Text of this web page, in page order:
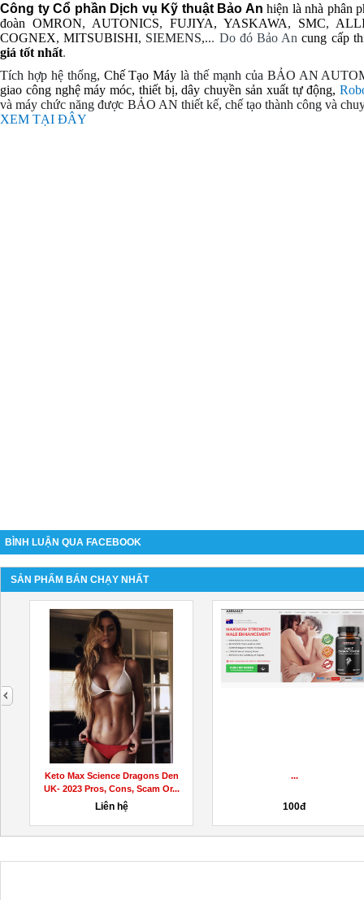
Công ty Cổ phần Dịch vụ Kỹ thuật Bảo An hiện là nhà phân
đoàn OMRON, AUTONICS, FUJIYA, YASKAWA, SMC,
COGNEX,MITSUBISHI, SIEMENS,... Do đó Bảo An cung cấp
giá tốt nhất.
Tích hợp hệ thống, Chế Tạo Máy là thế mạnh của BẢO AN
giao công nghệmáy móc, thiết bị, dây chuyền sản xuất tự động,
và máy chức năng được BẢO AN thiết kế, chế tạo thành công và
XEM TẠI ĐÂY
BÌNH LUẬN QUA FACEBOOK
SẢN PHẨM BÁN CHẠY NHẤT
Keto Max Science Dragons Den
UK- 2023 Pros, Cons, Scam Or...
Liên hệ
...
100đ
next